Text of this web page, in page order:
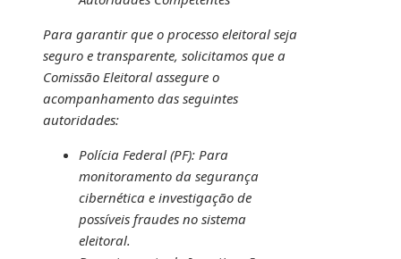
Para garantir que o processo eleitoral seja
seguro e transparente, solicitamos que a
Comissão Eleitoral assegure o
acompanhamento das seguintes
autoridades:
Polícia Federal (PF): Para
monitoramento da segurança
cibernética e investigação de
possíveis fraudes no sistema
eleitoral.